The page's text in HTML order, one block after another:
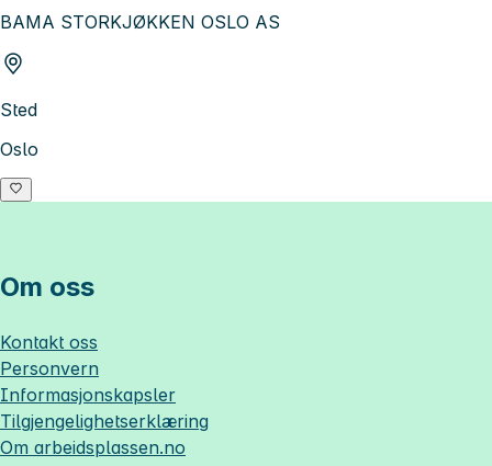
BAMA STORKJØKKEN OSLO AS
Sted
Oslo
Om oss
Kontakt oss
Personvern
Informasjonskapsler
Tilgjengelighetserklæring
Om arbeidsplassen.no